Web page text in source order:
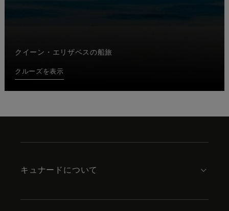
クイーン・エリザベスの船旅
クルーズを表示
キュナードについて